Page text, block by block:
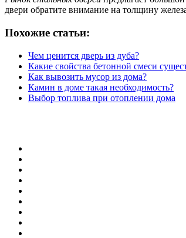
двери обратите внимание на толщину
Похожие статьи:
Чем ценится дверь из дуба?
Какие свойства бетонной смеси
Как вывозить мусор из дома?
Камин в доме такая необходимость?
Выбор топлива при отоплении дома